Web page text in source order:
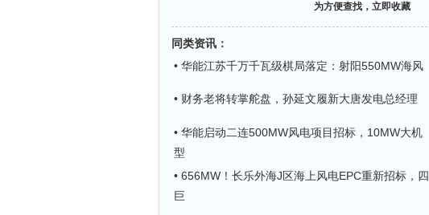
为方便查找，立即收藏
同类资讯 ：
• 华能江苏千万千瓦级棋局落定：射阳550MW海风
• 财务老将转掌舵盘，孙延文履新大唐发电总经理
• 华能启动二连500MW风电项目招标，10MW大机
型
• 656MW！长乐外海J区海上风电EPC重新招标，四
巨